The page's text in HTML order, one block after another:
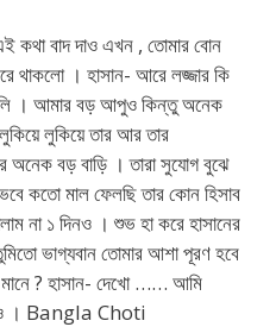
কথা বাদ দাও এখন , তোমার বোন
থাকলো । হাসান- আরে লজ্জার কি
। আমার বড় আপুও কিন্তু অনেক
লুকিয়ে তার আর তার
অনেক বড় বাড়ি । তারা সুযোগ বুঝে
কতো মাল ফেলছি তার কোন হিসাব
না ১ দিনও । শুভ হা করে হাসানের
ভাগ্যবান তোমার আশা পূরণ হবে
? হাসান- দেখো …… আমি
। Bangla Choti